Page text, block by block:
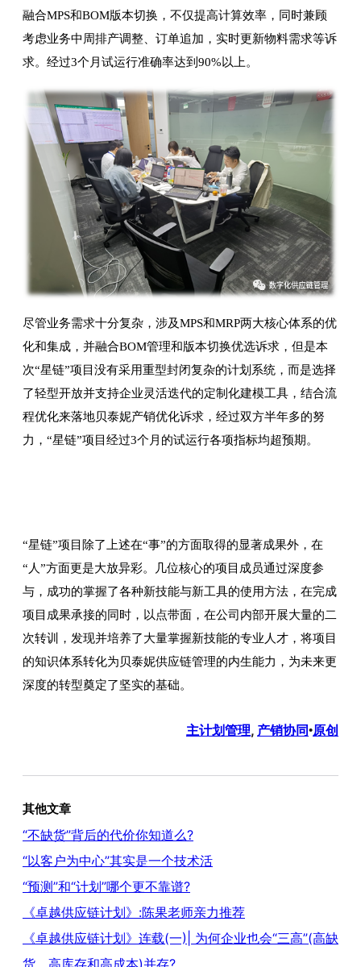
融合MPS和BOM版本切换，不仅提高计算效率，同时兼顾
考虑业务中周排产调整、订单追加，实时更新物料需求等诉
求。经过3个月试运行准确率达到90%以上。
尽管业务需求十分复杂，涉及MPS和MRP两大核心体系的优
化和集成，并融合BOM管理和版本切换优选诉求，但是本
次“星链”项目没有采用重型封闭复杂的计划系统，而是选择
了轻型开放并支持企业灵活迭代的定制化建模工具，结合流
程优化来落地贝泰妮产销优化诉求，经过双方半年多的努
力，“星链”项目经过3个月的试运行各项指标均超预期。
“星链”项目除了上述在“事”的方面取得的显著成果外，在
“人”方面更是大放异彩。几位核心的项目成员通过深度参
与，成功的掌握了各种新技能与新工具的使用方法，在完成
项目成果承接的同时，以点带面，在公司内部开展大量的二
次转训，发现并培养了大量掌握新技能的专业人才，将项目
的知识体系转化为贝泰妮供应链管理的内生能力，为未来更
深度的转型奠定了坚实的基础。
主计划管理, 产销协同•原创
其他文章
“不缺货”背后的代价你知道么?
“以客户为中心”其实是一个技术活
“预测”和“计划”哪个更不靠谱?
《卓越供应链计划》:陈果老师亲力推荐
《卓越供应链计划》连载(一)| 为何企业也会“三高”(高缺
货、高库存和高成本)并存?